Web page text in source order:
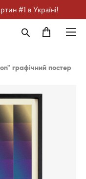
#1 в Україні!
графічний постер